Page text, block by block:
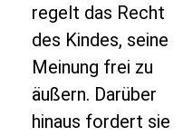
regelt das Recht
des Kindes, seine
Meinung frei zu
äußern. Darüber
hinaus fordert sie